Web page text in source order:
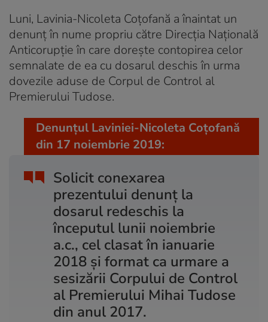
Luni, Lavinia-Nicoleta Coțofană a înaintat un
denunț în nume propriu către Direcția Națională
Anticorupție în care dorește contopirea celor
semnalate de ea cu dosarul deschis în urma
dovezile aduse de Corpul de Control al
Premierului Tudose.
Solicit conexarea
prezentului denunț la
dosarul redeschis la
începutul lunii noiembrie
a.c., cel clasat în ianuarie
2018 și format ca urmare a
sesizării Corpului de Control
al Premierului Mihai Tudose
din anul 2017.
Denunțul Laviniei-Nicoleta Coțofană
din 17 noiembrie 2019: